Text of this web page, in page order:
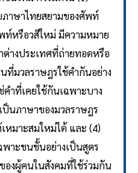
าษาไทยสยามของศัพท์
ท์หรือวสีใหม่ มีความหมาย
างประเทศที่ถ่ายทอดหรือ
ที่มวลราษฎรใช้คำกันอย่าง
ำที่เคยใช้กันเฉพาะบาง
นภาษาของมวลราษฎร
หมาะสมใหม่ได้ และ (4)
าะชนชั้นอย่างเป็นสูตร
องผู้คนในสังคมที่ใช้ร่วมกัน